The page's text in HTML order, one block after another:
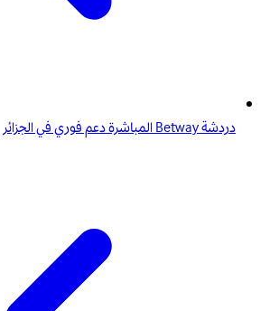
دردشة Betway المباشرة دعم فوري في الجزائر